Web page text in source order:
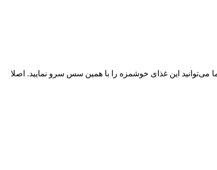
می‌توانید این غذای خوشمزه را با همین سس سرو نمایید. اصلا